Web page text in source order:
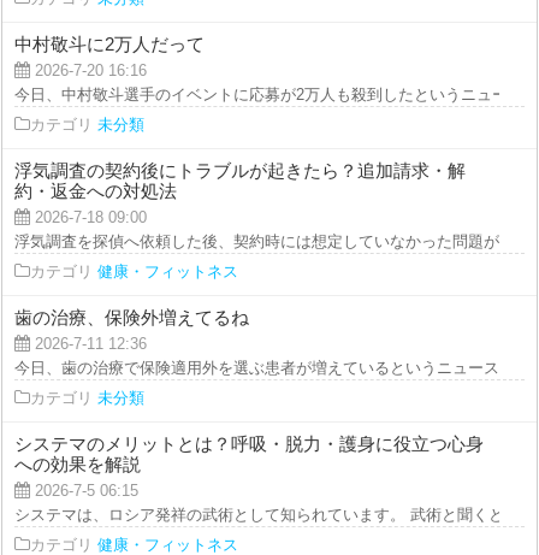
中村敬斗に2万人だって
2026-7-20 16:16
今日、中村敬斗選手のイベントに応募が2万人も殺到したというニュース
カテゴリ 未分類
浮気調査の契約後にトラブルが起きたら？追加請求・解
約・返金への対処法
2026-7-18 09:00
浮気調査を探偵へ依頼した後、契約時には想定していなかった問題が起き
カテゴリ 健康・フィットネス
歯の治療、保険外増えてるね
2026-7-11 12:36
今日、歯の治療で保険適用外を選ぶ患者が増えているというニュースを見
カテゴリ 未分類
システマのメリットとは？呼吸・脱力・護身に役立つ心身
への効果を解説
2026-7-5 06:15
システマは、ロシア発祥の武術として知られています。 武術と聞くと、
カテゴリ 健康・フィットネス